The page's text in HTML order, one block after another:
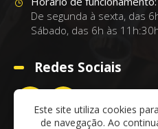
De segunda à sexta, das
Sábado, das 6h às
Redes Sociais
Este site utiliza cookies
de navegação. Ao